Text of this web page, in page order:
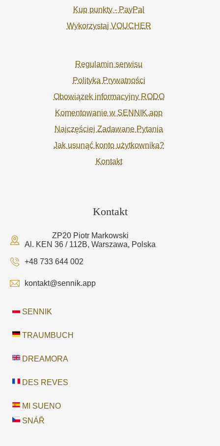
Kup punkty - PayPal
Wykorzystaj VOUCHER
Regulamin serwisu
Polityka Prywatności
Obowiązek informacyjny RODO
Komentowanie w SENNIK.app
Najczęściej Zadawane Pytania
Jak usunąć konto użytkownika?
Kontakt
Kontakt
ZP20 Piotr Markowski
Al. KEN 36 / 112B, Warszawa, Polska
+48 733 644 002
kontakt@sennik.app
SENNIK
TRAUMBUCH
DREAMORA
DES REVES
MI SUENO
SNÁŘ